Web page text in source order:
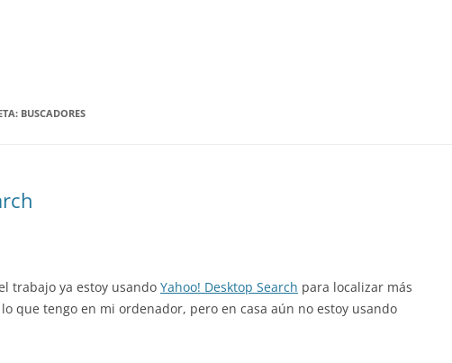
BUSCADORES
trabajo ya estoy usando Yahoo! Desktop Search para localizar más
que tengo en mi ordenador, pero en casa aún no estoy usando